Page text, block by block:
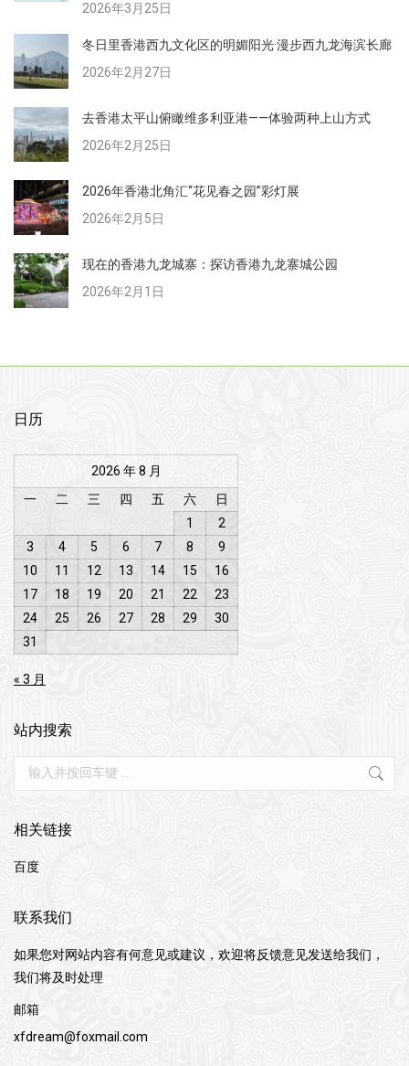
2026年3月25日
冬日里香港西九文化区的明媚阳光·漫步西九龙海滨长廊
2026年2月27日
去香港太平山俯瞰维多利亚港——体验两种上山方式
2026年2月25日
2026年香港北角汇“花见春之园”彩灯展
2026年2月5日
现在的香港九龙城寨：探访香港九龙寨城公园
2026年2月1日
日历
2026 年 8 月
一
二 三 四 五 六
日
1
2
3
4 5 6 7 8
9
10
11 12 13 14 15
16
17
18 19 20 21 22
23
24
25 26 27 28 29
30
31
« 3 月
站内搜索
索
相关链接
百度
联系我们
如果您对网站内容有何意见或建议，欢迎将反馈意见发送给我们，
我们将及时处理
邮箱
xfdream@foxmail.com